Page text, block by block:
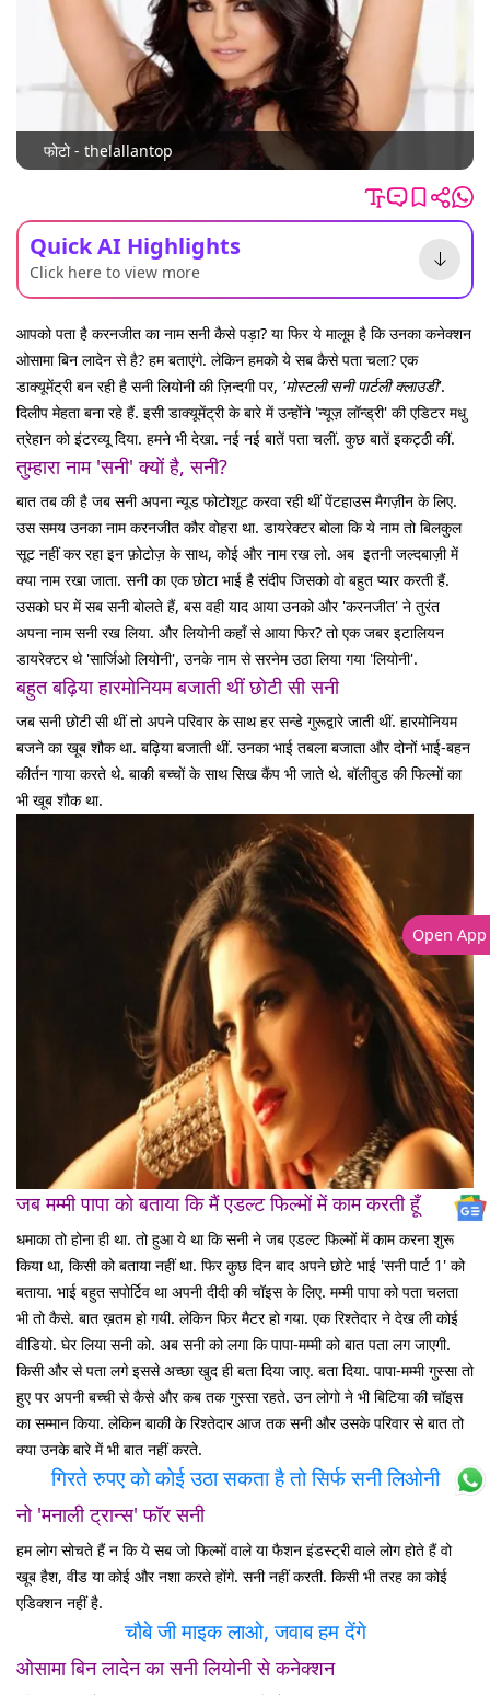
फोटो - thelallantop
Quick AI Highlights
Click here to view more
आपको पता है करनजीत का नाम सनी कैसे पड़ा? या फिर ये मालूम है कि उनका कनेक्शन
ओसामा बिन लादेन से है? हम बताएंगे. लेकिन हमको ये सब कैसे पता चला? एक
डाक्यूमेंट्री बन रही है सनी लियोनी की ज़िन्दगी पर, 'मोस्टली सनी पार्टली क्लाउडी'.
दिलीप मेहता बना रहे हैं. इसी डाक्यूमेंट्री के बारे में उन्होंने 'न्यूज़ लॉन्ड्री' की एडिटर मधु
त्रेहान को इंटरव्यू दिया. हमने भी देखा. नई नई बातें पता चलीं. कुछ बातें इकट्ठी कीं.
तुम्हारा नाम 'सनी' क्यों है, सनी?
बात तब की है जब सनी अपना न्यूड फोटोशूट करवा रही थीं पेंटहाउस मैगज़ीन के लिए.
उस समय उनका नाम करनजीत कौर वोहरा था. डायरेक्टर बोला कि ये नाम तो बिलकुल
सूट नहीं कर रहा इन फ़ोटोज़ के साथ, कोई और नाम रख लो. अब इतनी जल्दबाज़ी में
क्या नाम रखा जाता. सनी का एक छोटा भाई है संदीप जिसको वो बहुत प्यार करती हैं.
उसको घर में सब सनी बोलते हैं, बस वही याद आया उनको और 'करनजीत' ने तुरंत
अपना नाम सनी रख लिया. और लियोनी कहाँ से आया फिर? तो एक जबर इटालियन
डायरेक्टर थे 'सार्जिओ लियोनी', उनके नाम से सरनेम उठा लिया गया 'लियोनी'.
बहुत बढ़िया हारमोनियम बजाती थीं छोटी सी सनी
जब सनी छोटी सी थीं तो अपने परिवार के साथ हर सन्डे गुरूद्वारे जाती थीं. हारमोनियम
बजने का खूब शौक था. बढ़िया बजाती थीं. उनका भाई तबला बजाता और दोनों भाई-बहन
कीर्तन गाया करते थे. बाकी बच्चों के साथ सिख कैंप भी जाते थे. बॉलीवुड की फिल्मों का
भी खूब शौक था.
जब मम्मी पापा को बताया कि मैं एडल्ट फिल्मों में काम करती हूँ
धमाका तो होना ही था. तो हुआ ये था कि सनी ने जब एडल्ट फिल्मों में काम करना शुरू
किया था, किसी को बताया नहीं था. फिर कुछ दिन बाद अपने छोटे भाई 'सनी पार्ट 1' को
बताया. भाई बहुत सपोर्टिव था अपनी दीदी की चॉइस के लिए. मम्मी पापा को पता चलता
भी तो कैसे. बात ख़तम हो गयी. लेकिन फिर मैटर हो गया. एक रिश्तेदार ने देख ली कोई
वीडियो. घेर लिया सनी को. अब सनी को लगा कि पापा-मम्मी को बात पता लग जाएगी.
किसी और से पता लगे इससे अच्छा खुद ही बता दिया जाए. बता दिया. पापा-मम्मी गुस्सा तो
हुए पर अपनी बच्ची से कैसे और कब तक गुस्सा रहते. उन लोगो ने भी बिटिया की चॉइस
का सम्मान किया. लेकिन बाकी के रिश्तेदार आज तक सनी और उसके परिवार से बात तो
क्या उनके बारे में भी बात नहीं करते.
गिरते रुपए को कोई उठा सकता है तो सिर्फ सनी लिओनी
नो 'मनाली ट्रान्स' फॉर सनी
हम लोग सोचते हैं न कि ये सब जो फिल्मों वाले या फैशन इंडस्ट्री वाले लोग होते हैं वो
खूब हैश, वीड या कोई और नशा करते होंगे. सनी नहीं करती. किसी भी तरह का कोई
एडिक्शन नहीं है.
चौबे जी माइक लाओ, जवाब हम देंगे
ओसामा बिन लादेन का सनी लियोनी से कनेक्शन
Open App